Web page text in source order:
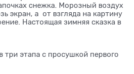
снежка. Морозный воздух
экран, а от взгляда на картину
Настоящая зимняя сказка в
три этапа с просушкой первого